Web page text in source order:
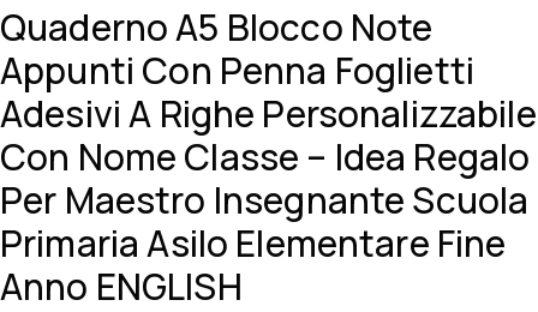
Quaderno A5 Blocco Note
Appunti Con Penna Foglietti
Adesivi A Righe Personalizzabile
Con Nome Classe – Idea Regalo
Per Maestro Insegnante Scuola
Primaria Asilo Elementare Fine
Anno ENGLISH